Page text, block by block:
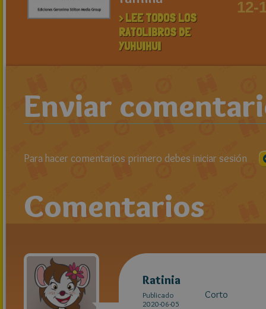
> LEE TODOS LOS
RATOLIBROS DE
YUHUIHUI
12-
Enviar
Para hacer comentarios primero debes iniciar sesión
Comentarios
Ratinia
Publicado
2020-06-05
Corto